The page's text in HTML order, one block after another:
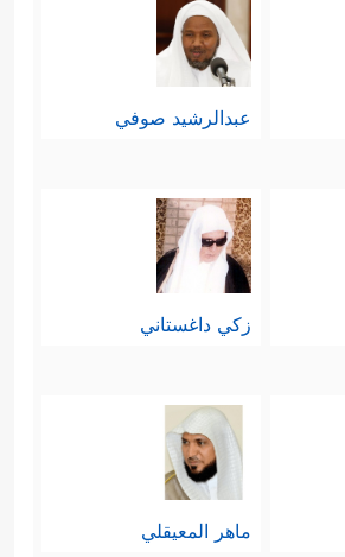
عبدالرشيد صوفي
زكي داغستاني
ماهر المعيقلي